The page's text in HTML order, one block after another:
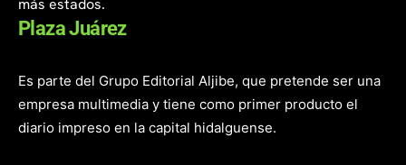
más estados.
Plaza Juárez
Es parte del Grupo Editorial Aljibe, que pretende ser una
empresa multimedia y tiene como primer producto el
diario impreso en la capital hidalguense.